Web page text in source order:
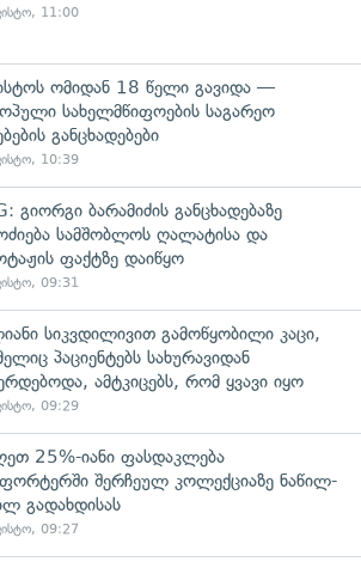
11:00
ომიდან 18 წელი გავიდა —
სახელმწიფოების საგარეო
განცხადებები
10:39
გიორგი ბარამიძის განცხადებაზე
სამშობლოს ღალატისა და
ფაქტზე დაიწყო
09:31
სიკვდილივით გამოწყობილი კაცი,
პაციენტებს სახურავიდან
ამტკიცებს, რომ ყვავი იყო
09:29
25%-იანი ფასდაკლება
შერჩეულ კოლექციაზე ნაწილ-
გადახდისას
09:27